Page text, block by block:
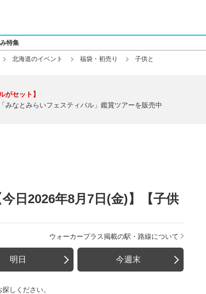
特集
北海道のイベント 福袋・初売り 子供と
がセット】
みなとみらいフェスティバル」鑑賞ツアーを販売中
日2026年8月7日(金)】【子供
ウォーカープラス掲載の駅・路線について
明日 今週末
しください。